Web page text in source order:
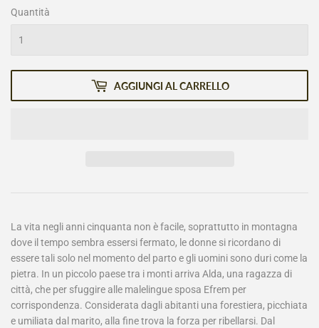
Quantità
AGGIUNGI AL CARRELLO
La vita negli anni cinquanta non è facile, soprattutto in montagna
dove il tempo sembra essersi fermato, le donne si ricordano di
essere tali solo nel momento del parto e gli uomini sono duri come la
pietra. In un piccolo paese tra i monti arriva Alda, una ragazza di
città, che per sfuggire alle malelingue sposa Efrem per
corrispondenza. Considerata dagli abitanti una forestiera, picchiata
e umiliata dal marito, alla fine trova la forza per ribellarsi. Dal